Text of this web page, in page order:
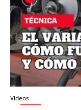
Videos